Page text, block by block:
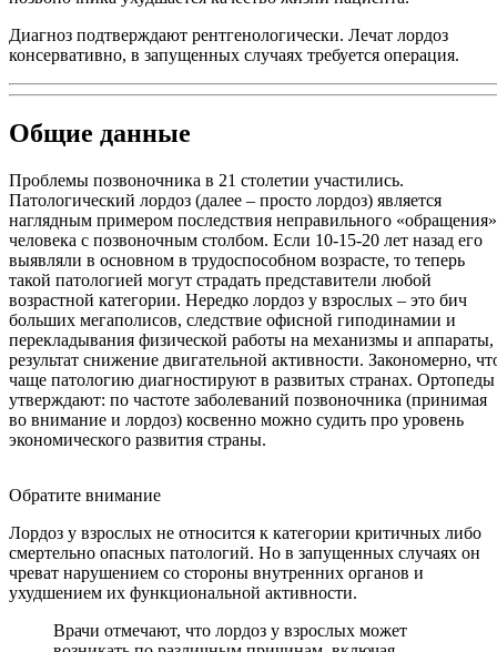
Диагноз подтверждают рентгенологически. Лечат лордоз
консервативно, в запущенных случаях требуется операция.
Общие данные
Проблемы позвоночника в 21 столетии участились.
Патологический лордоз (далее – просто лордоз) является
наглядным примером последствия неправильного «обращения»
человека с позвоночным столбом. Если 10-15-20 лет назад его
выявляли в основном в трудоспособном возрасте, то теперь
такой патологией могут страдать представители любой
возрастной категории. Нередко лордоз у взрослых – это бич
больших мегаполисов, следствие офисной гиподинамии и
перекладывания физической работы на механизмы и аппараты,
результат снижение двигательной активности. Закономерно,
чаще патологию диагностируют в развитых странах. Ортопеды
утверждают: по частоте заболеваний позвоночника (принимая
во внимание и лордоз) косвенно можно судить про уровень
экономического развития страны.
Обратите внимание
Лордоз у взрослых не относится к категории критичных либо
смертельно опасных патологий. Но в запущенных случаях он
чреват нарушением со стороны внутренних органов и
ухудшением их функциональной активности.
Врачи отмечают, что лордоз у взрослых может